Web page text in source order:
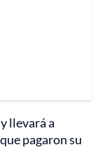
llevará a
pagaron su